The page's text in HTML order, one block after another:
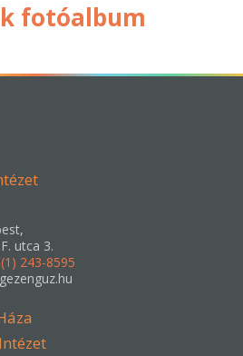
fotóalbum
utca 3.
243-8595